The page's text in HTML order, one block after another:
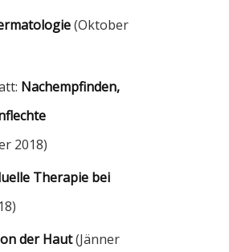
(Oktober
Nachempfinden,
2018)
Therapie bei
der Haut(Jänner